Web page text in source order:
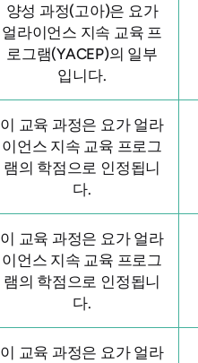
양성 과정(고아)은 요가
얼라이언스 지속 교육 프
로그램(YACEP)의 일부
입니다.
이 교육 과정은 요가 얼라
이언스 지속 교육 프로그
램의 학점으로 인정됩니
다.
이 교육 과정은 요가 얼라
이언스 지속 교육 프로그
램의 학점으로 인정됩니
다.
이 교육 과정은 요가 얼라